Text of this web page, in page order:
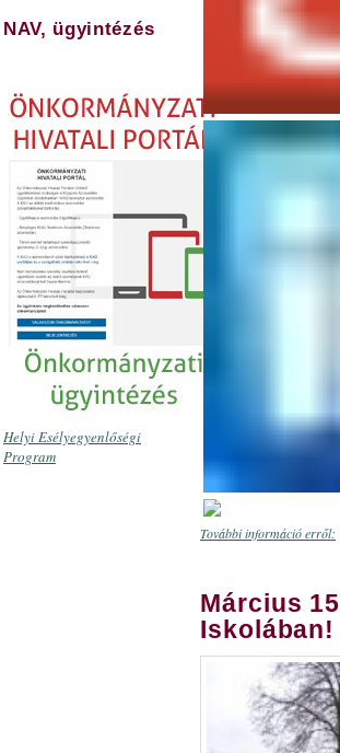
NAV, ügyintézés
Helyi Esélyegyenlőségi
Program
További információ erről:
Március
Iskolában!